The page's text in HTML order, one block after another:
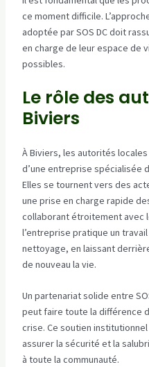
ce moment difficile.
adoptée par SOS DC doit
en charge de leur espace de
possibles.
Le rôle des
Biviers
À Biviers, les autorités
d’une entreprise spécialisée
Elles se tournent vers des
une prise en charge rapide
collaborant étroitement avec
l’entreprise pratique un
nettoyage, en laissant
de nouveau la vie.
Un partenariat solide entre
peut faire toute la différence
crise. Ce soutien
assurer la sécurité et la
à toute la communauté.